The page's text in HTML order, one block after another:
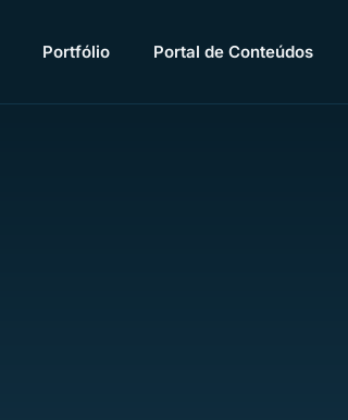
Portfólio Portal de Conteúdos